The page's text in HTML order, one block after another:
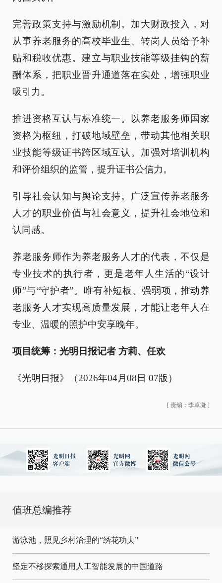
完善政策支持与激励机制。加大财政投入，对
从事养老服务的高校毕业生、转岗人员给予补
贴和税收优惠。建立与职业技能等级挂钩的薪
酬体系，把职业晋升通道落在实处，增强职业
吸引力。
推进资格互认与标准统一。以养老服务师国家
资格为枢纽，打破地域壁垒，带动其他相关职
业技能等级证书跨区域互认。加强对培训机构
和评价组织的监管，提升证书公信力。
引导社会认知与舆论支持。广泛宣传养老服务
人才的职业价值与社会意义，提升社会地位和
认同感。
养老服务师作为养老服务人才的代表，不仅是
专业技术的执行者，更是老年人生活的“设计
师”与“守护者”。唯有补短板、强弱项，推动养
老服务人才实现高质量发展，才能让老年人在
专业、温暖的照护中安享晚年。
项目统筹：光明日报记者 方莉、任欢
《光明日报》（2026年04月08日 07版）
[ 责编：李卓凝 ]
值班总编推荐
游泳池，照见乡村治理的“绣花功夫”
坚定不移探索通用人工智能发展的中国道路